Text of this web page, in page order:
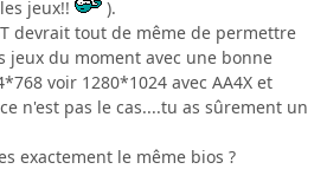
jeux!!
).
devrait tout de même de permettre
jeux du moment avec une bonne
voir 1280*1024 avec AA4X et
n'est pas le cas....tu as sûrement un
exactement le même bios ?